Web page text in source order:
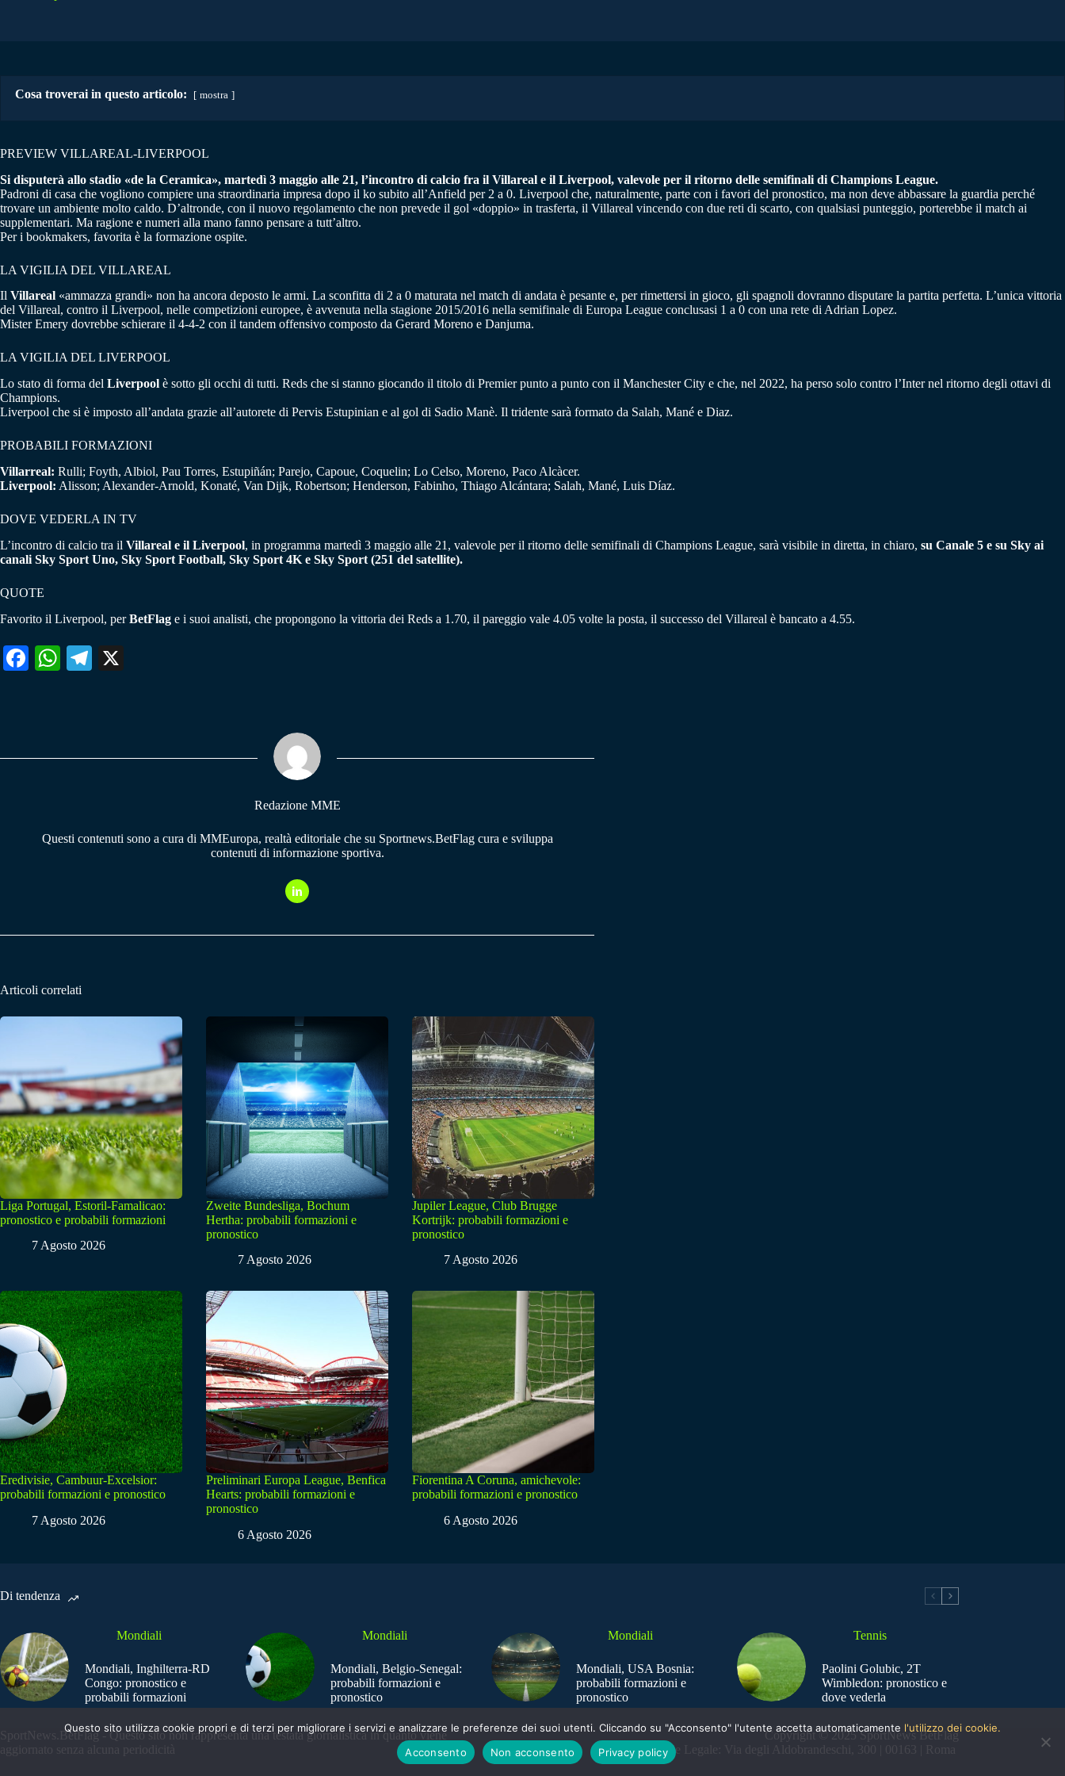
Cosa troverai in questo articolo: mostra
PREVIEW VILLAREAL-LIVERPOOL
Si disputerà allo stadio «de la Ceramica», martedì 3 maggio alle 21, l’incontro di calcio fra il Villareal e il Liverpool, valevole per il ritorno delle semifinali di Champions League.
Padroni di casa che vogliono compiere una straordinaria impresa dopo il ko subito all’Anfield per 2 a 0. Liverpool che, naturalmente, parte con i favori del pronostico, ma non deve abbassare la guardia perché
trovare un ambiente molto caldo. D’altronde, con il nuovo regolamento che non prevede il gol «doppio» in trasferta, il Villareal vincendo con due reti di scarto, con qualsiasi punteggio, porterebbe il match ai
supplementari. Ma ragione e numeri alla mano fanno pensare a tutt’altro.
Per i bookmakers, favorita è la formazione ospite.
LA VIGILIA DEL VILLAREAL
Il Villareal «ammazza grandi» non ha ancora deposto le armi. La sconfitta di 2 a 0 maturata nel match di andata è pesante e, per rimettersi in gioco, gli spagnoli dovranno disputare la partita perfetta. L’unica vittoria
del Villareal, contro il Liverpool, nelle competizioni europee, è avvenuta nella stagione 2015/2016 nella semifinale di Europa League conclusasi 1 a 0 con una rete di Adrian Lopez.
Mister Emery dovrebbe schierare il 4-4-2 con il tandem offensivo composto da Gerard Moreno e Danjuma.
LA VIGILIA DEL LIVERPOOL
Lo stato di forma del Liverpool è sotto gli occhi di tutti. Reds che si stanno giocando il titolo di Premier punto a punto con il Manchester City e che, nel 2022, ha perso solo contro l’Inter nel ritorno degli ottavi di
Champions.
Liverpool che si è imposto all’andata grazie all’autorete di Pervis Estupinian e al gol di Sadio Manè. Il tridente sarà formato da Salah, Mané e Diaz.
PROBABILI FORMAZIONI
Villarreal: Rulli; Foyth, Albiol, Pau Torres, Estupiñán; Parejo, Capoue, Coquelin; Lo Celso, Moreno, Paco Alcàcer.
Liverpool: Alisson; Alexander-Arnold, Konaté, Van Dijk, Robertson; Henderson, Fabinho, Thiago Alcántara; Salah, Mané, Luis Díaz.
DOVE VEDERLA IN TV
L’incontro di calcio tra il Villareal e il Liverpool, in programma martedì 3 maggio alle 21, valevole per il ritorno delle semifinali di Champions League, sarà visibile in diretta, in chiaro, su Canale 5 e su Sky ai
canali Sky Sport Uno, Sky Sport Football, Sky Sport 4K e Sky Sport (251 del satellite).
QUOTE
Favorito il Liverpool, perBetFlag e i suoi analisti, che propongono la vittoria dei Reds a 1.70, il pareggio vale 4.05 volte la posta, il successo del Villareal è bancato a 4.55.
Fa W
pp
Te
m
Redazione MME
Questi contenuti sono a cura di MMEuropa, realtà editoriale che su Sportnews.BetFlag cura e sviluppa
contenuti di informazione sportiva.
Articoli correlati
Liga Portugal, Estoril-Famalicao:
pronostico e probabili formazioni
7 Agosto 2026
Zweite Bundesliga, Bochum
Hertha: probabili formazioni e
pronostico
7 Agosto 2026
Jupiler League, Club Brugge
Kortrijk: probabili formazioni e
pronostico
7 Agosto 2026
Eredivisie, Cambuur-Excelsior:
probabili formazioni e pronostico
7 Agosto 2026
Preliminari Europa League, Benfica
Hearts: probabili formazioni e
pronostico
6 Agosto 2026
Fiorentina A Coruna, amichevole:
probabili formazioni e pronostico
6 Agosto 2026
Di tendenza
Mondiali
Mondiali, Inghilterra-RD
Congo: pronostico e
probabili formazioni
Mondiali
Mondiali, Belgio-Senegal:
probabili formazioni e
pronostico
Mondiali
Mondiali, USA Bosnia:
probabili formazioni e
pronostico
Tennis
Paolini Golubic, 2T
Wimbledon: pronostico e
dove vederla
SportNews.BetFlag - Questo sito non rappresenta una testata giornalistica in quanto viene
aggiornato senza alcuna periodicità
Copyright © 2025 SportNews BetFlag
Sede Legale: Via degli Aldobrandeschi, 300 | 00163 | Roma
Questo sito utilizza cookie propri e di terzi per migliorare i servizi e analizzare le preferenze dei suoi utenti. Cliccando su "Acconsento" l'utente accetta automaticamente l'utilizzo dei cookie.
Acconsento
Non acconsento Privacy policy